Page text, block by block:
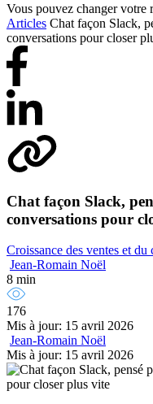
Vous pouvez changer votre
Articles Chat façon Slack,
conversations pour closer
Chat façon Slack,
conversations pour
Croissance des ventes et
Jean-Romain Noël
8 min
176
Mis à jour: 15 avril 2026
Jean-Romain Noël
Mis à jour: 15 avril 2026